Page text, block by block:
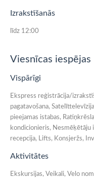
Izrakstīšanās
līdz 12:00
Viesnīcas iespējas
Vispārīgi
Ekspress reģistrācija/
pagatavošana,
pieejamas istabas,
kondicionieris,
recepcija, Lifts, Konsjeržs,
Aktivitātes
Ekskursijas, Veikali, Velo